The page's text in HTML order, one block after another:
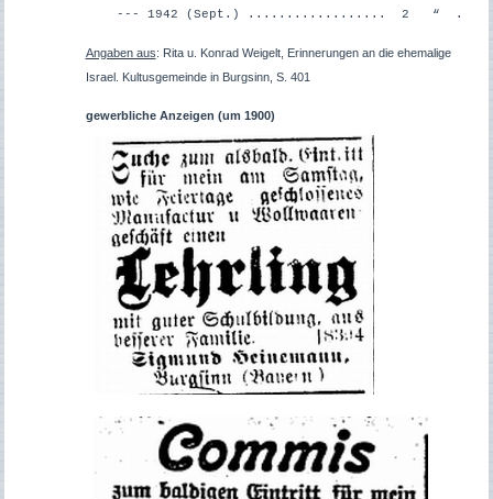
--- 1942 (Sept.) .................. 2 “ .
Angaben aus: Rita u. Konrad Weigelt, Erinnerungen an die ehemalige
Israel. Kultusgemeinde in Burgsinn, S. 401
gewerbliche Anzeigen (um 1900)